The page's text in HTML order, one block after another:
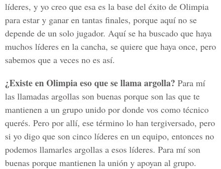
líderes, y yo creo que esa es la base del éxito de Olimpia
para estar y ganar en tantas finales, porque aquí no se
depende de un solo jugador. Aquí se ha buscado que haya
muchos líderes en la cancha, se quiere que haya once, pero
sabemos que a veces no es así.
¿Existe en Olimpia eso que se llama argolla? Para mí
las llamadas argollas son buenas porque son las que te
mantienen a un grupo unido por donde vos como técnico
querés. Pero por allí, ese término lo han tergiversado, pero
si yo digo que son cinco líderes en un equipo, entonces no
podemos llamarles argollas a esos líderes. Para mí son
buenas porque mantienen la unión y apoyan al grupo.